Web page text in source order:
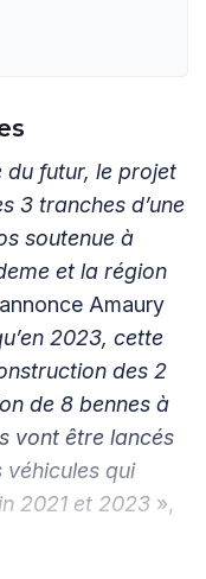
du futur, le projet
3 tranches d’une
soutenue à
et la région
Amaury
2023, cette
des 2
de 8 bennes à
vont être lancés
véhicules qui
2021 et 2023 »,